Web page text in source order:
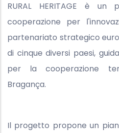
RURAL HERITAGE è un
cooperazione per
partenariato strategico
di cinque diversi paesi,
per la cooperazione
Bragança.
Il progetto propone un